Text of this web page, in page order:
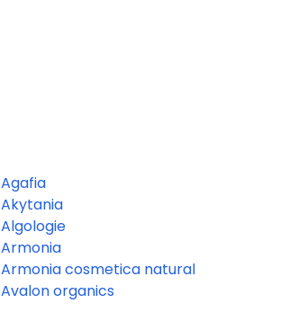
Agafia
Akytania
Algologie
Armonia
Armonia cosmetica natural
Avalon organics